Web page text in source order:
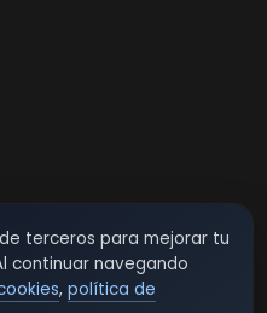
terceros para mejorar tu
continuar navegando
, política de